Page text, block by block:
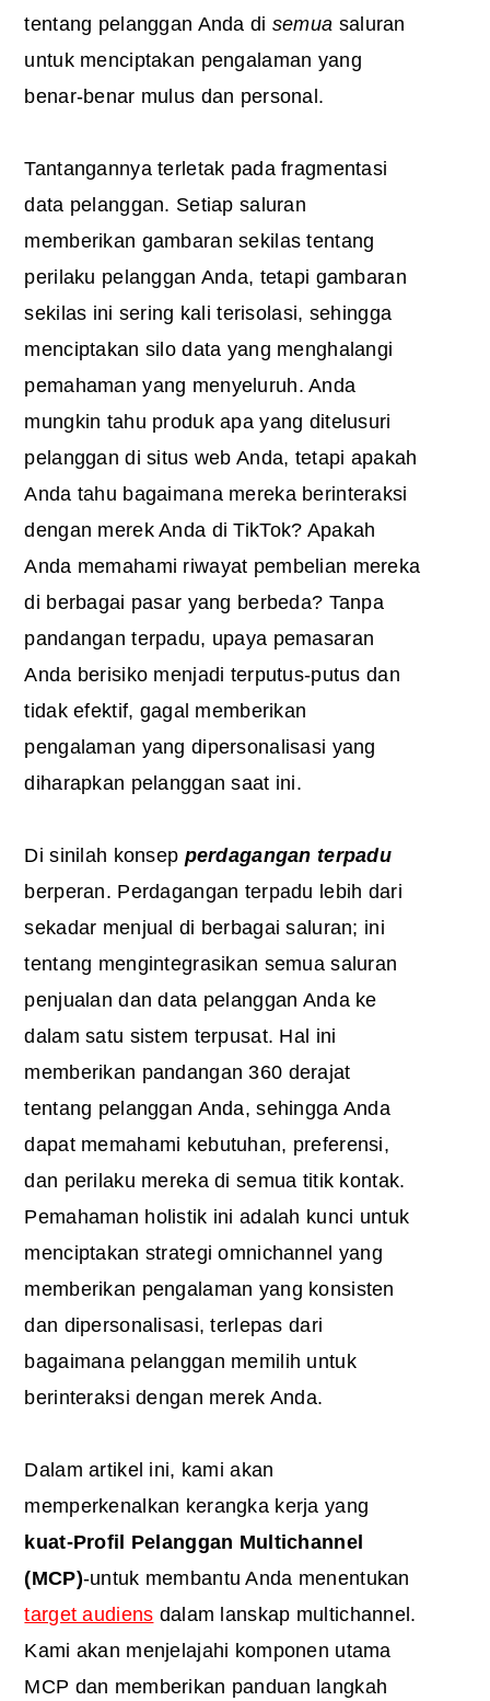
tentang pelanggan Anda di semua saluran
untuk menciptakan pengalaman yang
benar-benar mulus dan personal.
Tantangannya terletak pada fragmentasi
data pelanggan. Setiap saluran
memberikan gambaran sekilas tentang
perilaku pelanggan Anda, tetapi gambaran
sekilas ini sering kali terisolasi, sehingga
menciptakan silo data yang menghalangi
pemahaman yang menyeluruh. Anda
mungkin tahu produk apa yang ditelusuri
pelanggan di situs web Anda, tetapi apakah
Anda tahu bagaimana mereka berinteraksi
dengan merek Anda di TikTok? Apakah
Anda memahami riwayat pembelian mereka
di berbagai pasar yang berbeda? Tanpa
pandangan terpadu, upaya pemasaran
Anda berisiko menjadi terputus-putus dan
tidak efektif, gagal memberikan
pengalaman yang dipersonalisasi yang
diharapkan pelanggan saat ini.
Di sinilah konsep perdagangan terpadu
berperan. Perdagangan terpadu lebih dari
sekadar menjual di berbagai saluran; ini
tentang mengintegrasikan semua saluran
penjualan dan data pelanggan Anda ke
dalam satu sistem terpusat. Hal ini
memberikan pandangan 360 derajat
tentang pelanggan Anda, sehingga Anda
dapat memahami kebutuhan, preferensi,
dan perilaku mereka di semua titik kontak.
Pemahaman holistik ini adalah kunci untuk
menciptakan strategi omnichannel yang
memberikan pengalaman yang konsisten
dan dipersonalisasi, terlepas dari
bagaimana pelanggan memilih untuk
berinteraksi dengan merek Anda.
Dalam artikel ini, kami akan
memperkenalkan kerangka kerja yang
kuat-Profil Pelanggan Multichannel
(MCP)-untuk membantu Anda menentukan
target audiens dalam lanskap multichannel.
Kami akan menjelajahi komponen utama
MCP dan memberikan panduan langkah